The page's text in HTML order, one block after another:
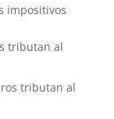
impositivos
tributan al
tributan al